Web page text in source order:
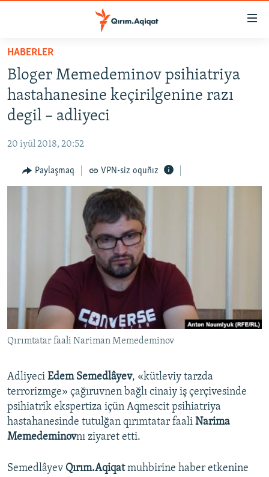
Esas
qaytmaq
Baş
navigatsiyağa
qaytmaq
Qıdıruvğa
qaytmaq
HABERLER
SİYASET
İQTİSADİYAT
MEDENİYET
İNSAN AQLARI
Русский
Українською
QOŞULIÑIZ!
RFE/RS bütün saytları
HABERLER
Bloger Memedeminov psihiatriya
hastahanesine keçirilgenine razı
degil – adliyeci
20 iyül 2018, 20:52
Paylaşmaq VPN-siz oquñız
Qırımtatar faali Nariman Memedeminov
Adliyeci Edem Semedlâyev, «kütleviy tarzda
terrorizmge» çağıruvnen bağlı cinaiy iş çerçivesinde
psihiatrik ekspertiza içün Aqmescit psihiatriya
hastahanesinde tutulğan qırımtatar faali Narima
Memedeminovnı ziyaret etti.
Semedlâyev Qırım.Aqiqatmuhbirine haber etkenine